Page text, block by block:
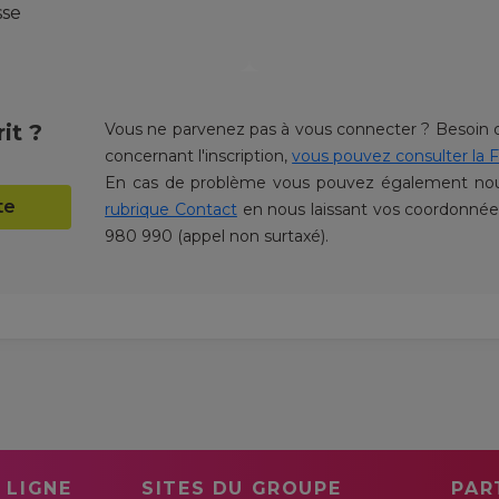
?
Vous ne parvenez pas à vous connecter ? Besoin
concernant l'inscription, vous pouvez consulter la
En cas de problème vous pouvez également
rubrique Contact en nous laissant vos
980 990 (appel non surtaxé).
LIGNE SITES DU GROUPE